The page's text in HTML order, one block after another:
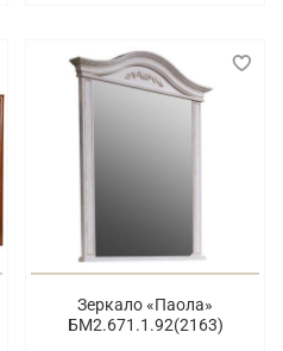
Зеркало «Паола»
БМ2.671.1.92(2163)